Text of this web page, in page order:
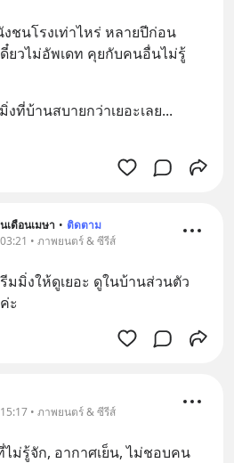
ชนโรงเท่าไหร่ หลายปีก่อน
ดี๋ยวไม่อัพเดท คุยกับคนอื่นไม่รู้
ที่บ้านสบายกว่าเยอะเลย...
เดือนเมษา • ติดตาม
• ภาพยนตร์ & ซีรีส์
มิ่งให้ดูเยอะ ดูในบ้านส่วนตัว
ะ
• ภาพยนตร์ & ซีรีส์
ม่รู้จัก, อากาศเย็น, ไม่ชอบคน